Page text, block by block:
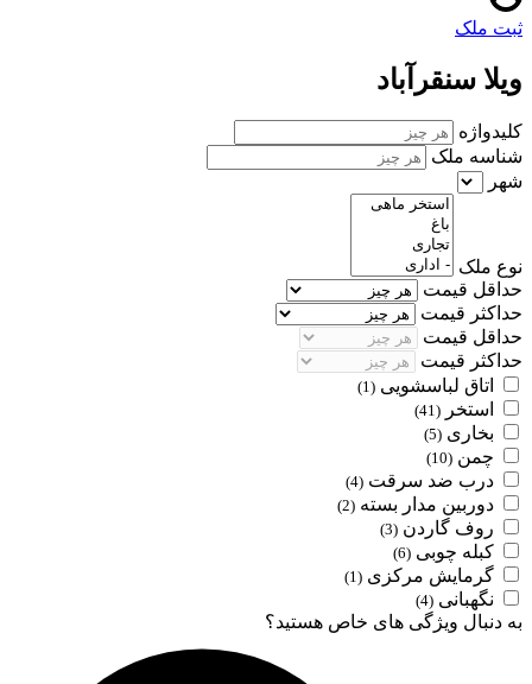
ثبت ملک
ویلا سنقرآباد
کلیدواژه
شناسه ملک
شهر
نوع ملک
حداقل قیمت
حداکثر قیمت
حداقل قیمت
حداکثر قیمت
اتاق لباسشویی (1)
استخر (41)
بخاری (5)
چمن (10)
درب ضد سرقت (4)
دوربین مدار بسته (2)
روف گاردن (3)
کبله چوبی (6)
گرمایش مرکزی (1)
نگهبانی (4)
به دنبال ویژگی های خاص هستید؟